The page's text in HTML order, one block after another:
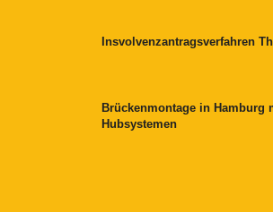
Insvolvenzantragsverfahren
Brückenmontage in Hamburg
Hubsystemen